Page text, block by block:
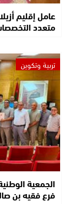
عامل إقليم
متعدد
تربية وتكوين
الجمعية
فرع فقيه بن